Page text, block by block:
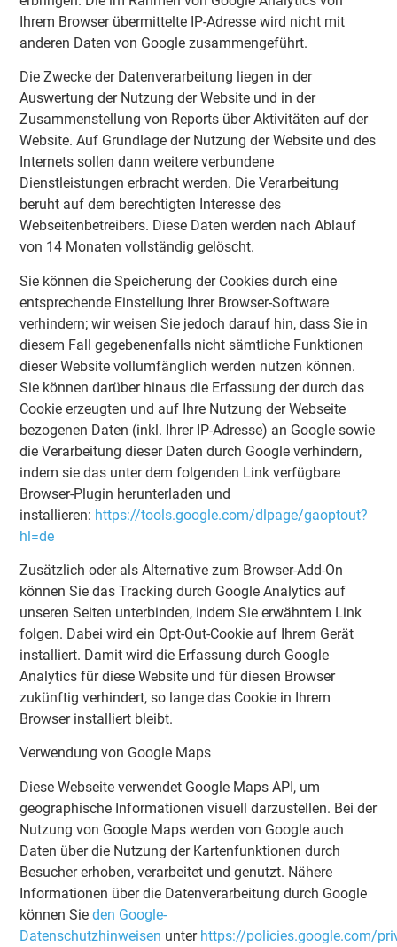
Ihrem Browser übermittelte IP-Adresse wird nicht mit
anderen Daten von Google zusammengeführt.
Die Zwecke der Datenverarbeitung liegen in der
Auswertung der Nutzung der Website und in der
Zusammenstellung von Reports über Aktivitäten auf der
Website. Auf Grundlage der Nutzung der Website und des
Internets sollen dann weitere verbundene
Dienstleistungen erbracht werden. Die Verarbeitung
beruht auf dem berechtigten Interesse des
Webseitenbetreibers. Diese Daten werden nach Ablauf
von 14 Monaten vollständig gelöscht.
Sie können die Speicherung der Cookies durch eine
entsprechende Einstellung Ihrer Browser-Software
verhindern; wir weisen Sie jedoch darauf hin, dass Sie in
diesem Fall gegebenenfalls nicht sämtliche Funktionen
dieser Website vollumfänglich werden nutzen können.
Sie können darüber hinaus die Erfassung der durch das
Cookie erzeugten und auf Ihre Nutzung der Webseite
bezogenen Daten (inkl. Ihrer IP-Adresse) an Google sowie
die Verarbeitung dieser Daten durch Google verhindern,
indem sie das unter dem folgenden Link verfügbare
Browser-Plugin herunterladen und
installieren: https://tools.google.com/dlpage/gaoptout?
hl=de
Zusätzlich oder als Alternative zum Browser-Add-On
können Sie das Tracking durch Google Analytics auf
unseren Seiten unterbinden, indem Sie erwähntem Link
folgen. Dabei wird ein Opt-Out-Cookie auf Ihrem Gerät
installiert. Damit wird die Erfassung durch Google
Analytics für diese Website und für diesen Browser
zukünftig verhindert, so lange das Cookie in Ihrem
Browser installiert bleibt.
Verwendung von Google Maps
Diese Webseite verwendet Google Maps API, um
geographische Informationen visuell darzustellen. Bei der
Nutzung von Google Maps werden von Google auch
Daten über die Nutzung der Kartenfunktionen durch
Besucher erhoben, verarbeitet und genutzt. Nähere
Informationen über die Datenverarbeitung durch Google
können Sieden Google-
Datenschutzhinweisen unter https://policies.google.com/